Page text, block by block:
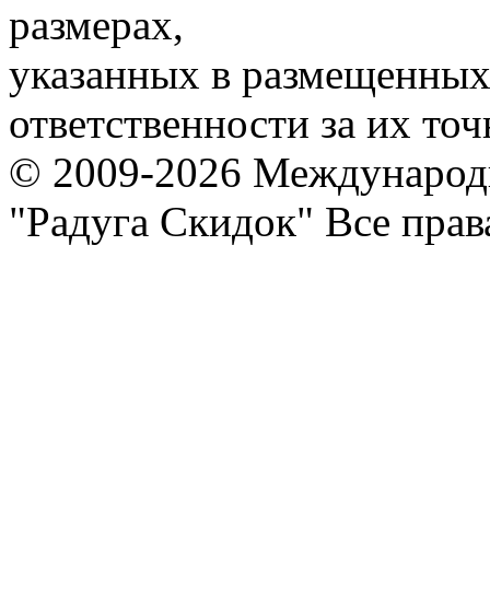
размерах,
указанных в
ответственности за их
© 2009-2026
"Радуга Скидок" Все